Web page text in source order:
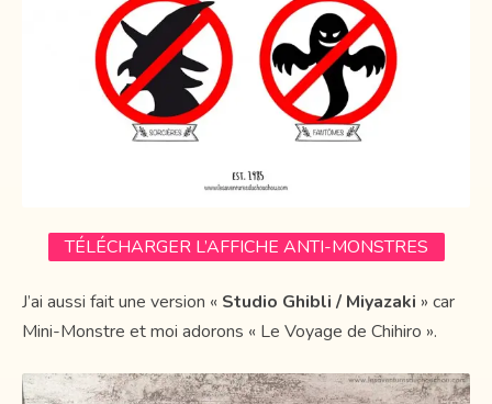
TÉLÉCHARGER L’AFFICHE ANTI-MONSTRES
J’ai aussi fait une version « Studio Ghibli / Miyazaki » car
Mini-Monstre et moi adorons « Le Voyage de Chihiro ».